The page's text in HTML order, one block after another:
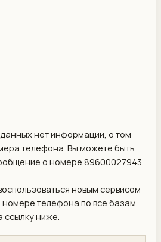
нет информации, о том
телефона. Вы можете быть
о номере 89600027943.
новым сервисом
телефона по все базам.
ссылку ниже.